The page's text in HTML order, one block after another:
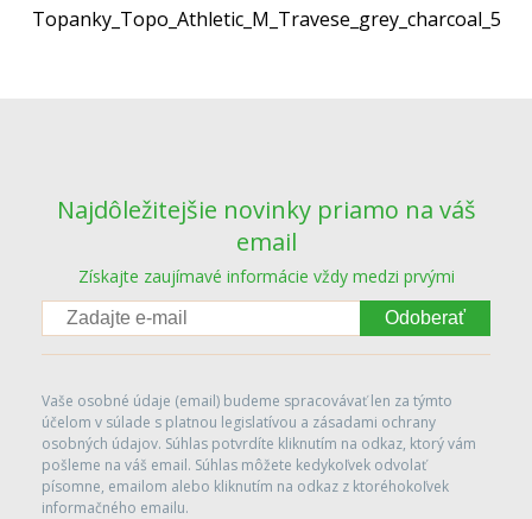
Topanky_Topo_Athletic_M_Travese_grey_charcoal_5
Najdôležitejšie novinky priamo na váš
email
Získajte zaujímavé informácie vždy medzi prvými
Odoberať
Vaše osobné údaje (email) budeme spracovávať len za týmto
účelom v súlade s platnou legislatívou a zásadami ochrany
osobných údajov. Súhlas potvrdíte kliknutím na odkaz, ktorý vám
pošleme na váš email. Súhlas môžete kedykoľvek odvolať
písomne, emailom alebo kliknutím na odkaz z ktoréhokoľvek
informačného emailu.